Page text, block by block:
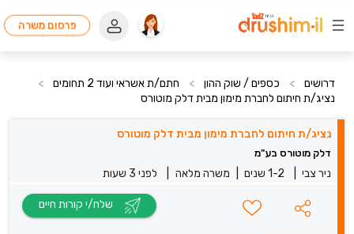
פרסום משרה
דרושים > כספים / שוק ההון > חתם/ת אשראי ועוד 2 תחומים
>
נציג/ת חיתום לחברת מימון מבית דלק מוטורס
נציג/ת חיתום לחברת מימון מבית דלק מוטורס
דלק מוטורס בע"מ
ניר צבי 1-2 שנים משרה מלאה לפני 3 שעות